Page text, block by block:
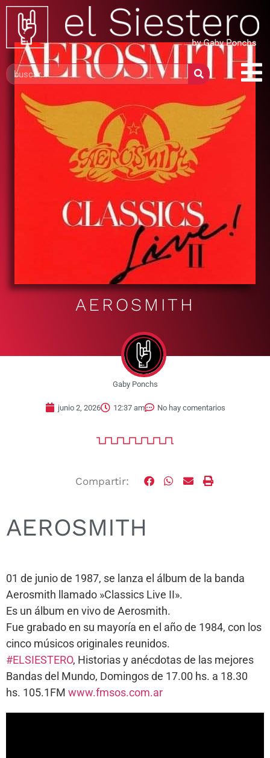
AEROSMITH
Gaby Ponchs
junio 2, 2026 12:37 am No hay comentarios
Compartir:
AEROSMITH
01 de junio de 1987, se lanza el álbum de la banda
Aerosmith llamado »Classics Live II».
Es un álbum en vivo de Aerosmith.
Fue grabado en su mayoría en el año de 1984, con los
cinco músicos originales reunidos.
#ELSIESTERO, Historias y anécdotas de las mejores
Bandas del Mundo, Domingos de 17.00 hs. a 18.30
hs. 105.1FM www.fmsos.com.ar